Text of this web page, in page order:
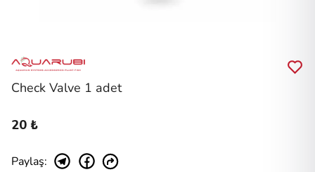
Check Valve 1 adet
20 ₺
Paylaş: